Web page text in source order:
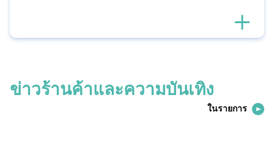
ข่าวร้านค้าและความบันเทิง
ในรายการ